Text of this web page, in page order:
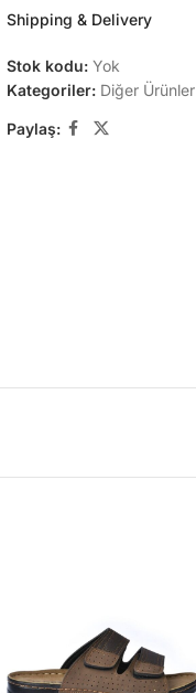
Shipping & Delivery
Stok kodu: Yok
Kategoriler: Diğer Ürünler
Paylaş: